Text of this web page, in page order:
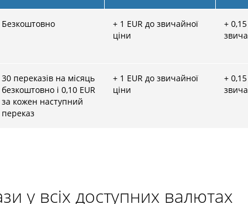
Безкоштовно + 1 EUR до звичайної
ціни
+ 0,15
30 переказів на місяць
безкоштовно і 0,10 EUR
за кожен наступний
переказ
+ 1 EUR до звичайної
ціни
+ 0,15
у всіх доступних валютах